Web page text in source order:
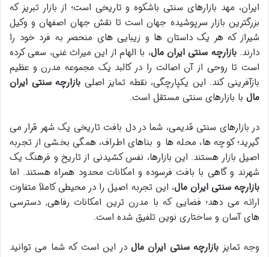
ایران، مهد بازارهای سنتی باشکوه و تاریخی است؛ از بازار تبریز که
بزرگترین بازار سرپوشیده جهان است تا نقش جهان اصفهان و وکیل
شیراز که هر یک داستان ها و زیبایی های منحصر به فرد خود را
دارند.بازارچه سنتی ایران مال، با الهام از این میراث غنی، سعی کرده
است تا روحی از آن اصالت را در کالبد یک مجموعه مدرن و عظیم
بازآفرینی کند. این یکپارچگی، نقطه تمایز اصلی بازارچه سنتی ایران
مال با بازارهای سنتی مستقل است.
در بازارهای سنتی قدیمی، شما در دل بافت تاریخی یک شهر قرار می
گیرید؛ کوچه ها، محله ها و بناهای اطراف، همگی بخشی از تجربه
اصیل بازار هستند. این بازارها، نفس کشیدنی از تاریخ و فرهنگ یک
شهرند و گاهی با بافت فرسوده و امکانات محدود همراه هستند. اما
بازارچه سنتی ایران مال، این تجربه اصیل را در محیطی کاملاً متفاوت
ارائه می دهد؛ فضایی که با مدرن ترین امکانات رفاهی, دسترسی
های آسان و ساختاری نوین تلفیق شده است.
وجه تمایز بازارچه سنتی ایران مال در این است که شما می توانید